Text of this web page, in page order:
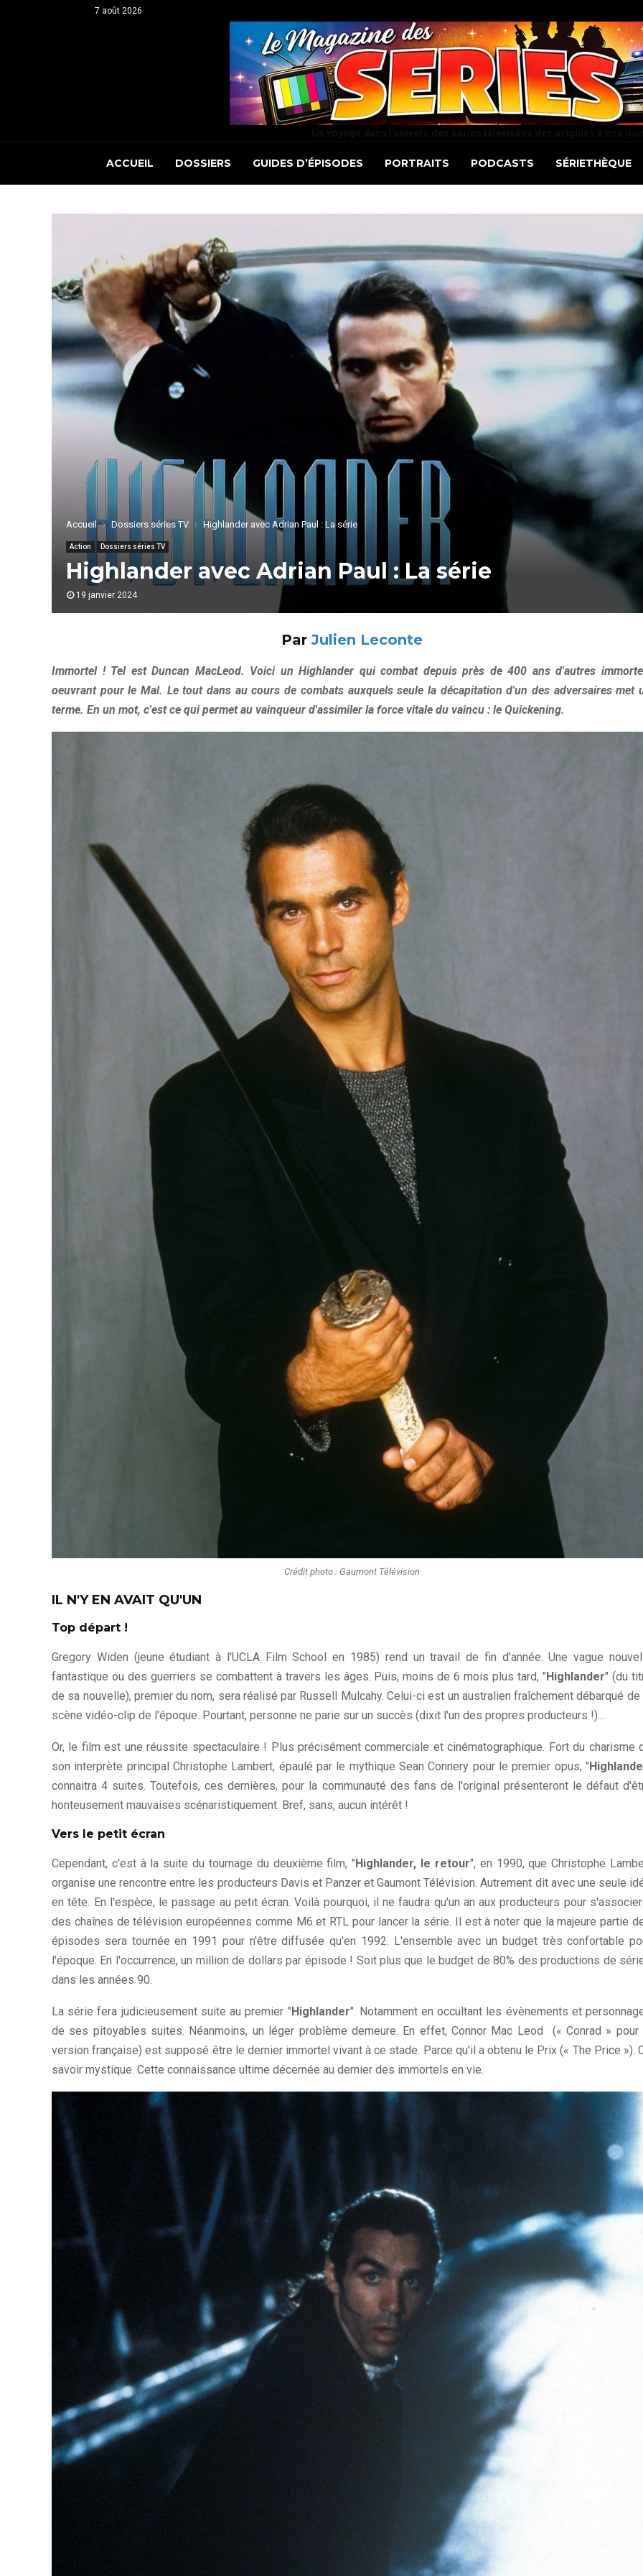
7 août 2026
ACCUEIL DOSSIERS GUIDES D’ÉPISODES PORTRAITS PODCASTS SÉRIETHÈQUE
Accueil Dossiers séries TV Highlander avec Adrian Paul : La série
Action Dossiers séries TV
Highlander avec Adrian Paul : La série
19 janvier 2024
ParJulien Leconte
Immortel ! Tel est Duncan MacLeod. Voici un Highlander qui combat depuis près de 400 ans d'autres
oeuvrant pour le Mal. Le tout dans au cours de combats auxquels seule la décapitation d'un des adversaires met
terme. En un mot, c'est ce qui permet au vainqueur d'assimiler la force vitale du vaincu : le Quickening.
Crédit photo : Gaumont Télévision
IL N'Y EN AVAIT QU'UN
Top départ !
Gregory Widen (jeune étudiant à l'UCLA Film School en 1985) rend un travail de fin d'année. Une vague
fantastique ou des guerriers se combattent à travers les âges. Puis, moins de 6 mois plus tard, " Highlander" (du
de sa nouvelle), premier du nom, sera réalisé par Russell Mulcahy. Celui-ci est un australien fraîchement débarqué de
scène vidéo-clip de l'époque. Pourtant, personne ne parie sur un succès (dixit l'un des propres producteurs !)...
Or, le film est une réussite spectaculaire ! Plus précisément commerciale et cinématographique. Fort du charisme
son interprète principal Christophe Lambert, épaulé par le mythique Sean Connery pour le premier opus, "
connaitra 4 suites. Toutefois, ces dernières, pour la communauté des fans de l'original présenteront le défaut
honteusement mauvaises scénaristiquement. Bref, sans, aucun intérêt !
Vers le petit écran
Cependant, c'est à la suite du tournage du deuxième film, " Highlander, le retour", en 1990, que Christophe
organise une rencontre entre les producteurs Davis et Panzer et Gaumont Télévision. Autrement dit avec une seule
en tête. En l'espèce, le passage au petit écran. Voilà pourquoi, il ne faudra qu'un an aux producteurs pour
des chaînes de télévision européennes comme M6 et RTL pour lancer la série. Il est à noter que la majeure partie
épisodes sera tournée en 1991 pour n'être diffusée qu'en 1992. L'ensemble avec un budget très confortable
l'époque. En l'occurrence, un million de dollars par épisode ! Soit plus que le budget de 80% des productions de
dans les années 90.
La série fera judicieusement suite au premier " Highlander". Notamment en occultant les évènements et
de ses pitoyables suites. Néanmoins, un léger problème demeure. En effet, Connor Mac Leod (« Conrad » pour
version française) est supposé être le dernier immortel vivant à ce stade. Parce qu'il a obtenu le Prix (« The Price »).
savoir mystique. Cette connaissance ultime décernée au dernier des immortels en vie.